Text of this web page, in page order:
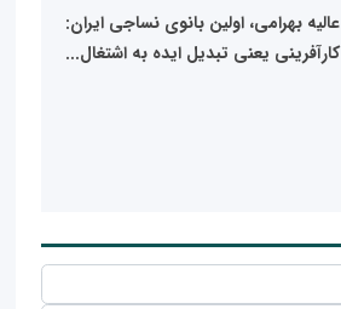
عالیه بهرامی، اولین بانوی نساجی ایران:
کارآفرینی یعنی تبدیل ایده به اشتغال...